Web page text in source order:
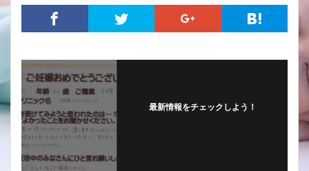
最新情報をチェックしよう！